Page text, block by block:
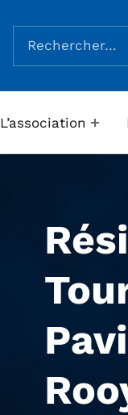
Rechercher :
L’association